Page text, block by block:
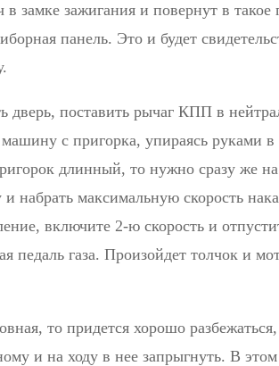
замке зажигания и повернут в такое
панель. Это и будет
дверь, поставить рычаг КПП в
с пригорка, упираясь руками
длинный, то нужно сразу же
набрать максимальную скорость
включите 2-ю скорость и
педаль газа. Произойдет толчок и
то придется хорошо
и на ходу в нее запрыгнуть. В этом